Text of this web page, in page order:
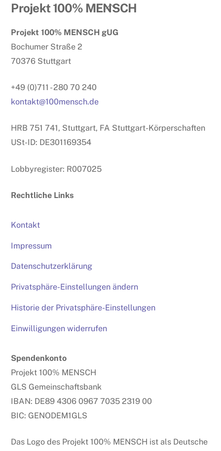
Back
Top
Projekt 100% MENSCH
Projekt 100% MENSCH gUG
Bochumer Straße 2
70376 Stuttgart
+49 (0)711 - 280 70 240
kontakt@100mensch.de
HRB 751 741, Stuttgart, FA Stuttgart-Körperschaften
USt-ID: DE301169354
Lobbyregister: R007025
Rechtliche Links
Kontakt
Impressum
Datenschutzerklärung
Privatsphäre-Einstellungen ändern
Historie der Privatsphäre-Einstellungen
Einwilligungen widerrufen
Spendenkonto
Projekt 100% MENSCH
GLS Gemeinschaftsbank
IBAN: DE89 4306 0967 7035 2319 00
BIC: GENODEM1GLS
Das Logo des Projekt 100% MENSCH ist als Deutsche